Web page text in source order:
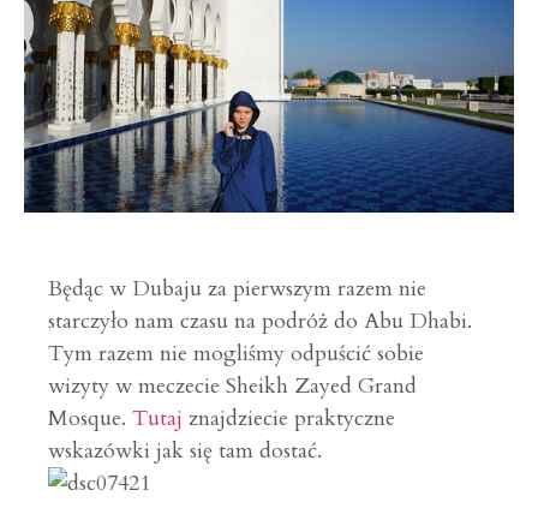
Będąc w Dubaju za pierwszym razem nie
starczyło nam czasu na podróż do Abu Dhabi.
Tym razem nie mogliśmy odpuścić sobie
wizyty w meczecie Sheikh Zayed Grand
Mosque. Tutaj znajdziecie praktyczne
wskazówki jak się tam dostać.